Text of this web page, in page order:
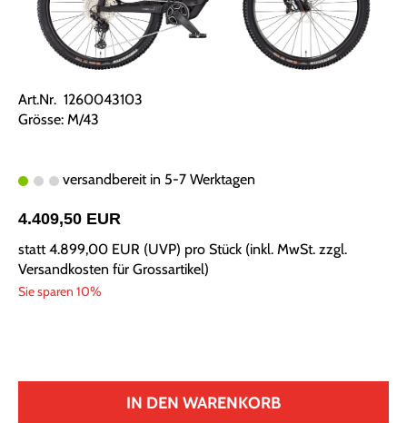
Art.Nr. 1260043103
Grösse: M/43
versandbereit in 5-7 Werktagen
4.409,50 EUR
statt4.899,00 EUR (UVP) pro Stück (inkl. MwSt. zzgl.
Versandkosten für Grossartikel)
Sie sparen 10%
IN DEN WARENKORB